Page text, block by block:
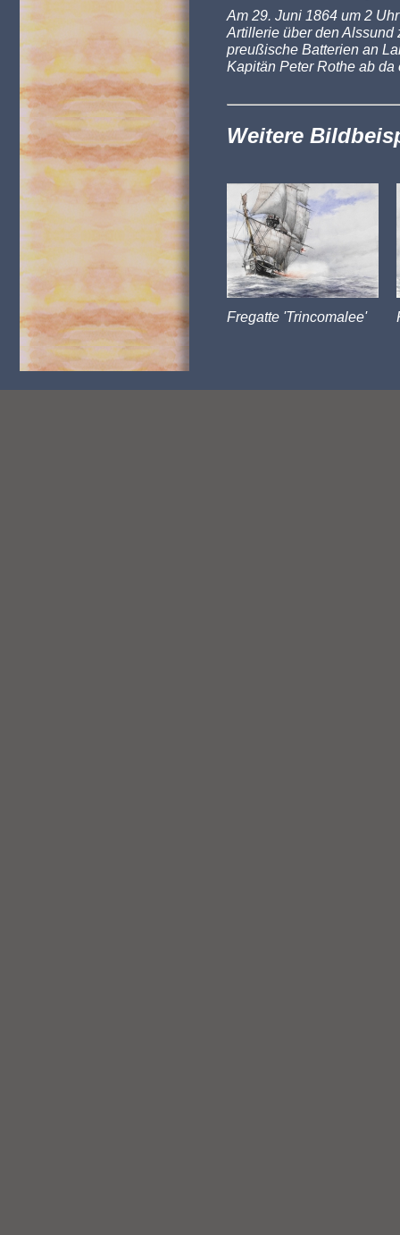
Am 29. Juni 1864 um 2
Artillerie über den Alssund
preußische Batterien an
Kapitän Peter Rothe ab
Weitere
Fregatte 'Trincomalee'